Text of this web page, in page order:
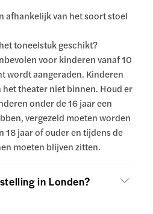
afhankelijk van het soort stoel
toneelstuk geschikt?
voor kinderen vanaf 10
wordt aangeraden. Kinderen
theater niet binnen. Houd er
onder de 16 jaar een
vergezeld moeten worden
18 jaar of ouder en tijdens de
moeten blijven zitten.
in Londen?